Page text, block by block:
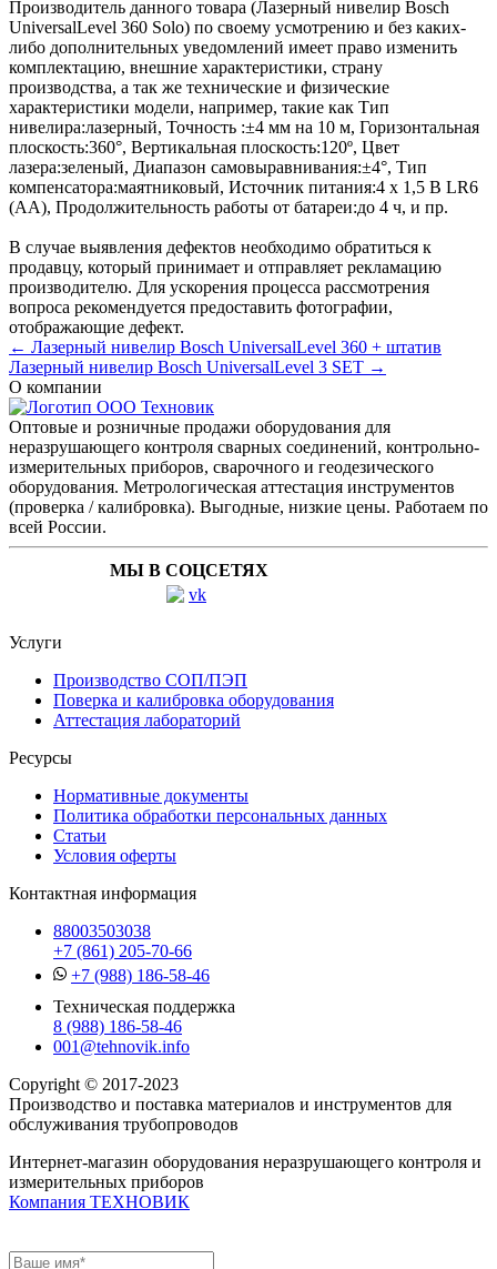
Производитель данного товара (Лазерный нивелир Bosch
UniversalLevel 360 Solo) по своему усмотрению и без каких-
либо дополнительных уведомлений имеет право изменить
комплектацию, внешние характеристики, страну
производства, а так же технические и физические
характеристики модели, например, такие как Тип
нивелира:лазерный, Точность :±4 мм на 10 м, Горизонтальная
плоскость:360°, Вертикальная плоскость:120º, Цвет
лазера:зеленый, Диапазон самовыравнивания:±4°, Тип
компенсатора:маятниковый, Источник питания:4 x 1,5 В LR6
(AA), Продолжительность работы от батареи:до 4 ч, и пр.
В случае выявления дефектов необходимо обратиться к
продавцу, который принимает и отправляет рекламацию
производителю. Для ускорения процесса рассмотрения
вопроса рекомендуется предоставить фотографии,
отображающие дефект.
← Лазерный нивелир Bosch UniversalLevel 360 + штатив
Лазерный нивелир Bosch UniversalLevel 3 SET →
О компании
Оптовые и розничные продажи оборудования для
неразрушающего контроля сварных соединений, контрольно-
измерительных приборов, сварочного и геодезического
оборудования. Метрологическая аттестация инструментов
(проверка / калибровка). Выгодные, низкие цены. Работаем по
всей России.
МЫ В СОЦСЕТЯХ
Услуги
Производство СОП/ПЭП
Поверка и калибровка оборудования
Аттестация лабораторий
Ресурсы
Нормативные документы
Политика обработки персональных данных
Статьи
Условия оферты
Контактная информация
88003503038
+7 (861) 205-70-66
+7 (988) 186-58-46
Техническая поддержка
8 (988) 186-58-46
001@tehnovik.info
Copyright © 2017-2023
Производство и поставка материалов и инструментов для
обслуживания трубопроводов
Интернет-магазин оборудования неразрушающего контроля и
измерительных приборов
Компания ТЕХНОВИК